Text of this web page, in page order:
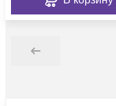
Назад